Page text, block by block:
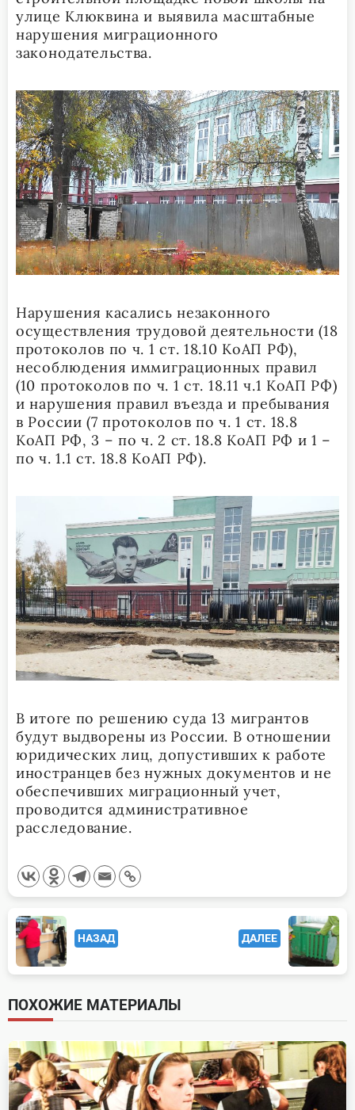
улице Клюквина и выявила масштабные
нарушения миграционного
законодательства.
Нарушения касались незаконного
осуществления трудовой деятельности (18
протоколов по ч. 1 ст. 18.10 КоАП РФ),
несоблюдения иммиграционных правил
(10 протоколов по ч. 1 ст. 18.11 ч.1 КоАП РФ)
и нарушения правил въезда и пребывания
в России (7 протоколов по ч. 1 ст. 18.8
КоАП РФ, 3 – по ч. 2 ст. 18.8 КоАП РФ и 1 –
по ч. 1.1 ст. 18.8 КоАП РФ).
В итоге по решению суда 13 мигрантов
будут выдворены из России. В отношении
юридических лиц, допустивших к работе
иностранцев без нужных документов и не
обеспечивших миграционный учет,
проводится административное
расследование.
<span
class="nav-
subtitle
screen-
reader-
text">Page</span>
НАЗАД ДАЛЕЕ
ПОХОЖИЕ МАТЕРИАЛЫ